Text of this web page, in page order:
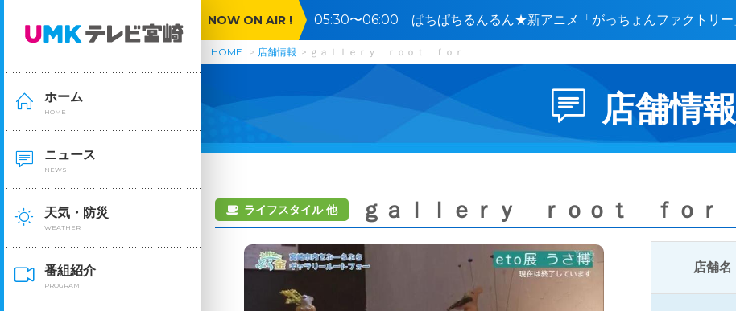
ホーム
HOME
ニュース
NEWS
天気・防災
WEATHER
番組紹介
PROGRAM
NOW ON AIR !
05:30〜06:00 ぱちぱちるんるん★新アニメ「がっちょんファクトリ
んソング」他🈑
HOME 店舗情報 ｇａｌｌｅｒｙ ｒｏｏｔ ｆｏｒ
店舗情報
ライフスタイル 他 ｇａｌｌｅｒｙ ｒｏｏｔ ｆｏｒ
店舗名